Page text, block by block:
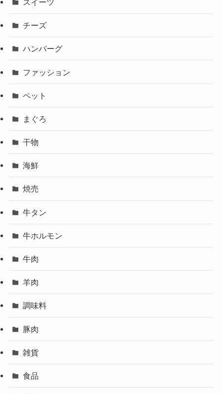
スイーツ
チーズ
ハンバーグ
ファッション
ペット
まぐろ
干物
海鮮
焼売
牛タン
牛ホルモン
牛肉
羊肉
調味料
豚肉
雑貨
食品